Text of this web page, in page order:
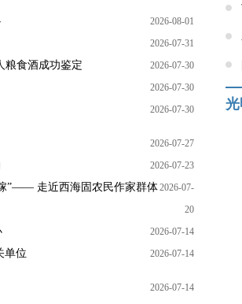
2026-08-01
2026-07-31
粮食酒成功鉴定 2026-07-30
2026-07-30
2026-07-30
2026-07-27
2026-07-23
”—— 走近西海固农民作家群体2026-07-
20
2026-07-14
单位 2026-07-14
2026-07-14